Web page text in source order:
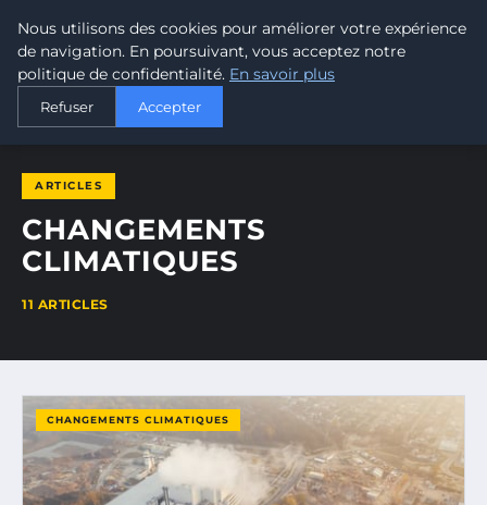
MALTA CLIMATE
ACCUEIL CHANGEMENTS CLIMATIQUES
ARTICLES
CHANGEMENTS
CLIMATIQUES
11 ARTICLES
CHANGEMENTS CLIMATIQUES
Nous utilisons des cookies pour améliorer votre expérience
de navigation. En poursuivant, vous acceptez notre
politique de confidentialité. En savoir plus
Refuser Accepter